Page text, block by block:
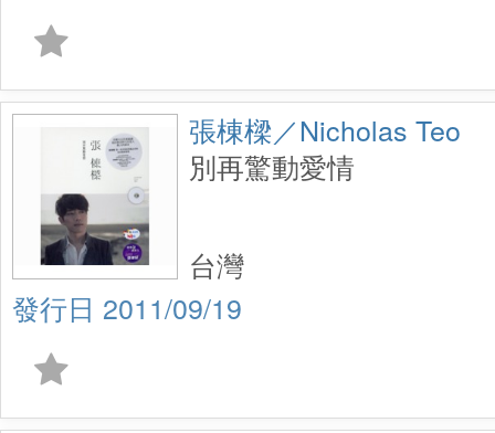
張棟樑／Nicholas Teo
別再驚動愛情
2011/09/19
台灣